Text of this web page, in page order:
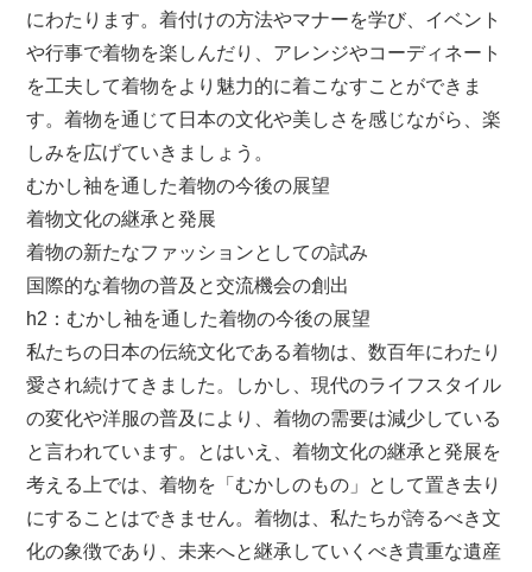
にわたります。着付けの方法やマナーを学び、イベント
や行事で着物を楽しんだり、アレンジやコーディネート
を工夫して着物をより魅力的に着こなすことができま
す。着物を通じて日本の文化や美しさを感じながら、楽
しみを広げていきましょう。
むかし袖を通した着物の今後の展望
着物文化の継承と発展
着物の新たなファッションとしての試み
国際的な着物の普及と交流機会の創出
h2：むかし袖を通した着物の今後の展望
私たちの日本の伝統文化である着物は、数百年にわたり
愛され続けてきました。しかし、現代のライフスタイル
の変化や洋服の普及により、着物の需要は減少している
と言われています。とはいえ、着物文化の継承と発展を
考える上では、着物を「むかしのもの」として置き去り
にすることはできません。着物は、私たちが誇るべき文
化の象徴であり、未来へと継承していくべき貴重な遺産